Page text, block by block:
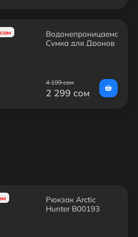
Водонепроницаемая
Сумка для Дронов
4 199 сом
2 299 сом
Рюкзак Arctic
Hunter B00193